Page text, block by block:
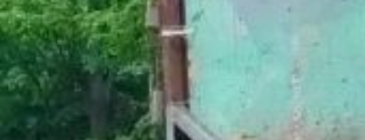
смекалку, умение
работать в команде
и принимать решения
в стрессовой обстановке.
Организаторы
максимально приблизили
условия к реальным
поисково-спасательным